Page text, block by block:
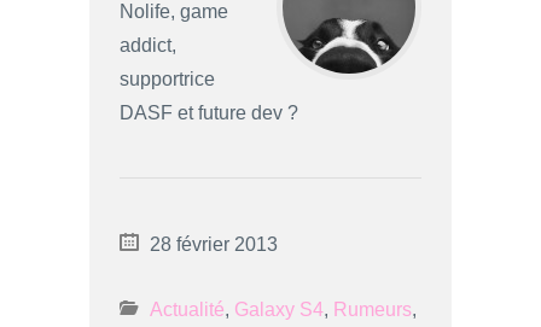
Nolife, game
addict,
supportrice
DASF et future dev ?
28 février 2013
Actualité, Galaxy S4, Rumeurs,